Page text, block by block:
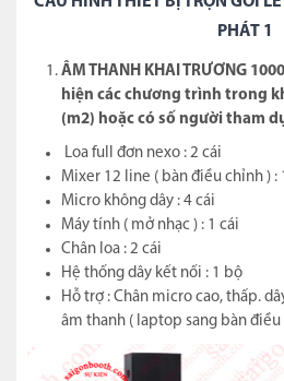
PHÁT 1
ÂM THANH KHAI TRƯƠNG
hiện các chương trình trong
(m2) hoặc có số người tham
Loa full đơn nexo : 2 cái
Mixer 12 line ( bàn điều chỉnh ) :
Micro không dây : 4 cái
Máy tính ( mở nhạc ) : 1 cái
Chân loa : 2 cái
Hệ thống dây kết nối : 1 bộ
Hỗ trợ : Chân micro cao, thấp.
âm thanh ( laptop sang bàn điều